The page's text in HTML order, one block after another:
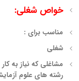
خواص شغلی:
مناسب برای :
شغلی
مشاغلی که نیاز به
رشته های علوم